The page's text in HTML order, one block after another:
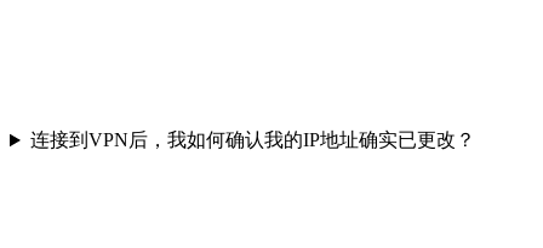
连接到VPN后，我如何确认我的IP地址确实已更改？